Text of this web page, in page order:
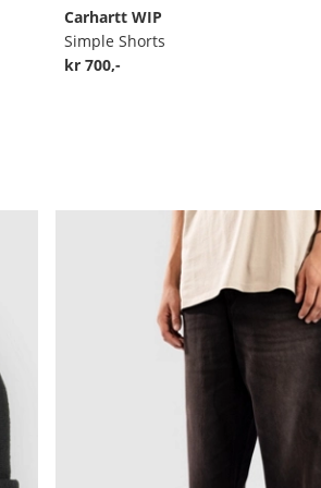
Carhartt WIP
Simple Shorts
kr 700,-